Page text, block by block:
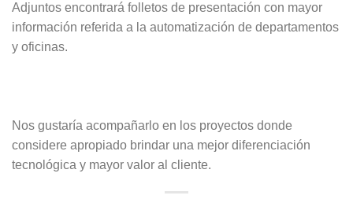
Adjuntos encontrará folletos de presentación con mayor
información referida a la automatización de departamentos
y oficinas.
Nos gustaría acompañarlo en los proyectos donde
considere apropiado brindar una mejor diferenciación
tecnológica y mayor valor al cliente.